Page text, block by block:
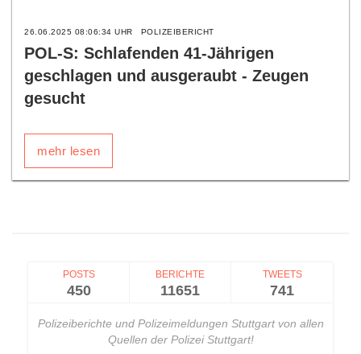
26.06.2025 08:06:34 UHR POLIZEIBERICHT
POL-S: Schlafenden 41-Jährigen
geschlagen und ausgeraubt - Zeugen
gesucht
mehr lesen
POSTS
450
BERICHTE
11651
TWEETS
741
Polizeiberichte und Polizeimeldungen Stuttgart von allen
Quellen der Polizei Stuttgart!